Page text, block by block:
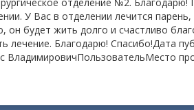
У Вас в отделении лечится
будет жить долго и счастливо
Благодарю! Спасибо!Дата
ВладимировичПользовательМесто